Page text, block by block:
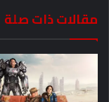
مقالات ذات صلة